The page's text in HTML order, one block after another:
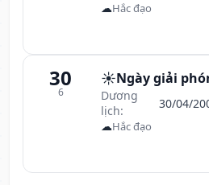
☁Hắc đạo
30
6
☀️Ngày giải
Dương
lịch:
30/04/
☁Hắc đạo